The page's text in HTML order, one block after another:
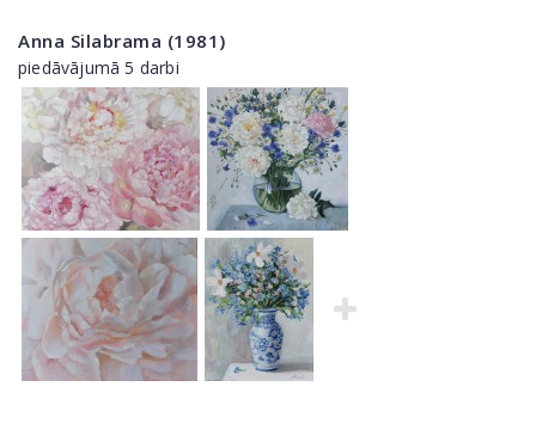
Anna Silabrama (1981)
piedāvājumā 5 darbi